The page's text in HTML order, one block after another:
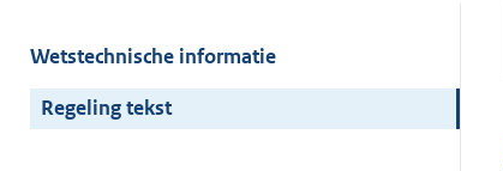
Wetstechnische informatie
Regeling tekst